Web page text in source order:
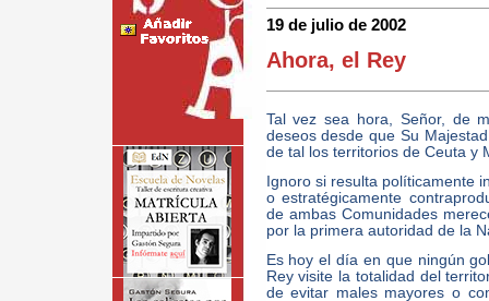
19 de julio de 2002
Ahora, el Rey
Tal vez sea hora, Señor, de
deseos desde que Su
de tal los territorios de Ceuta y
Ignoro si resulta políticamente
o estratégicamente
de ambas Comunidades
por la primera autoridad de la
Es hoy el día en que ningún
Rey visite la totalidad del
de evitar males mayores o